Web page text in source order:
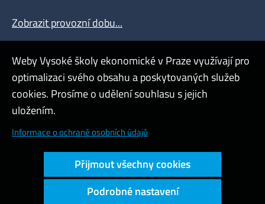
Zobrazit provozní dobu...
Webmaster
Admin
Cookies a ochrana osobních údajů
Přístupnost webu
Vysoký kontrast
Weby Vysoké školy ekonomické v Praze využívají pro
optimalizaci svého obsahu a poskytovaných služeb
cookies. Prosíme o udělení souhlasu s jejich
uložením.
Informace o ochraně osobních údajů
Přijmout všechny cookies
Podrobné nastavení